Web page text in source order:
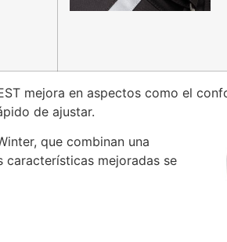
mejora en aspectos como el
de ajustar.
que combinan una
mejoradas se